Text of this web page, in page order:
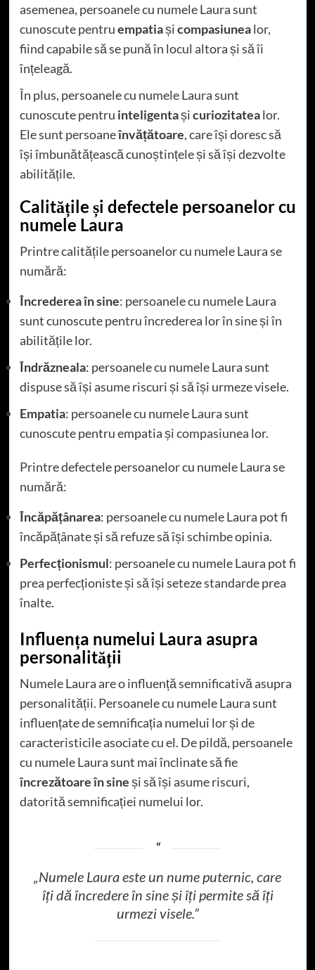
asemenea, persoanele cu numele Laura sunt
cunoscute pentruempatiașicompasiunealor,
fiind capabile să se pună în locul altora și să îi
înțeleagă.
În plus, persoanele cu numele Laura sunt
cunoscute pentru inteligentașicuriozitatealor.
Ele sunt persoaneînvățătoare, care își doresc să
își îmbunătățească cunoștințele și să își dezvolte
abilitățile.
Calitățile și defectele persoanelor cu
numele Laura
Printre calitățile persoanelor cu numele Laura se
numără:
Încrederea în sine: persoanele cu numele Laura
sunt cunoscute pentru încrederea lor în sine și în
abilitățile lor.
Îndrăzneala: persoanele cu numele Laura sunt
dispuse să își asume riscuri și să își urmeze visele.
Empatia: persoanele cu numele Laura sunt
cunoscute pentru empatia și compasiunea lor.
Printre defectele persoanelor cu numele Laura se
numără:
Încăpățânarea: persoanele cu numele Laura pot fi
încăpățânate și să refuze să își schimbe opinia.
Perfecționismul: persoanele cu numele Laura pot fi
prea perfecționiste și să își seteze standarde prea
înalte.
Influența numelui Laura asupra
personalității
Numele Laura are o influență semnificativă asupra
personalității. Persoanele cu numele Laura sunt
influențate de semnificația numelui lor și de
caracteristicile asociate cu el. De pildă, persoanele
cu numele Laura sunt mai înclinate să fie
încrezătoare în sineși să își asume riscuri,
datorită semnificației numelui lor.
„Numele Laura este un nume puternic, care
îți dă încredere în sine și îți permite să îți
urmezi visele.”